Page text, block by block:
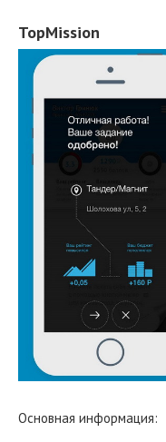
TopMission
Основная информация: